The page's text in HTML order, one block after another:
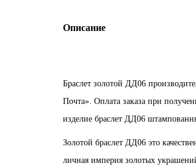
Описание
Браслет золотой ДД06
Почта». Оплата заказа при
изделие браслет ДД06
Золотой браслет ДД06 это
личная империя золотых